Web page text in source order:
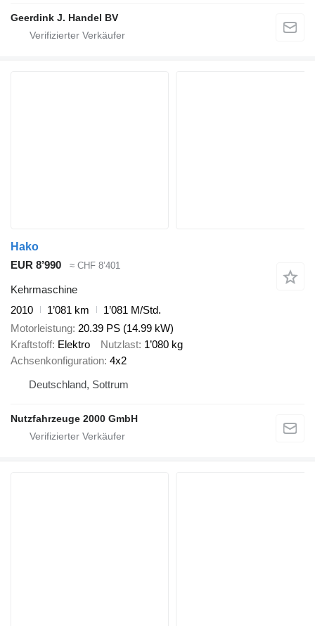
Geerdink J. Handel BV
Hako
EUR 8’990
≈ CHF 8’401
Kehrmaschine
2010
1’081 km
1’081 M/Std.
Motorleistung 20.39 PS (14.99 kW)
Kraftstoff Elektro Nutzlast 1’080 kg
Achsenkonfiguration 4x2
Deutschland, Sottrum
Nutzfahrzeuge 2000 GmbH